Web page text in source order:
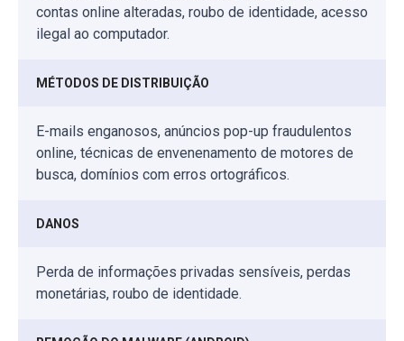
contas online alteradas, roubo de identidade, acesso
ilegal ao computador.
MÉTODOS DE DISTRIBUIÇÃO
E-mails enganosos, anúncios pop-up fraudulentos
online, técnicas de envenenamento de motores de
busca, domínios com erros ortográficos.
DANOS
Perda de informações privadas sensíveis, perdas
monetárias, roubo de identidade.